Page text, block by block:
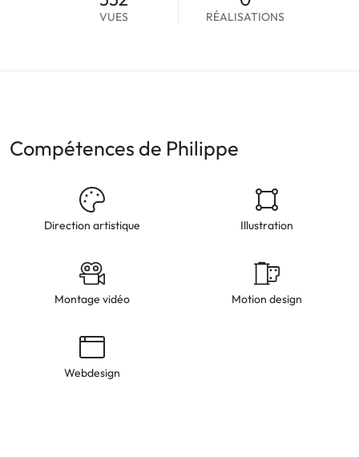
VUES RÉALISATIONS
Compétences de Philippe
Direction artistique Illustration
Montage vidéo Motion design
Webdesign